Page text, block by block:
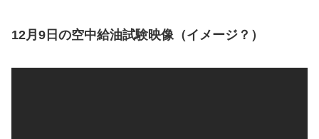
12月9日の空中給油試験映像（イメージ？）